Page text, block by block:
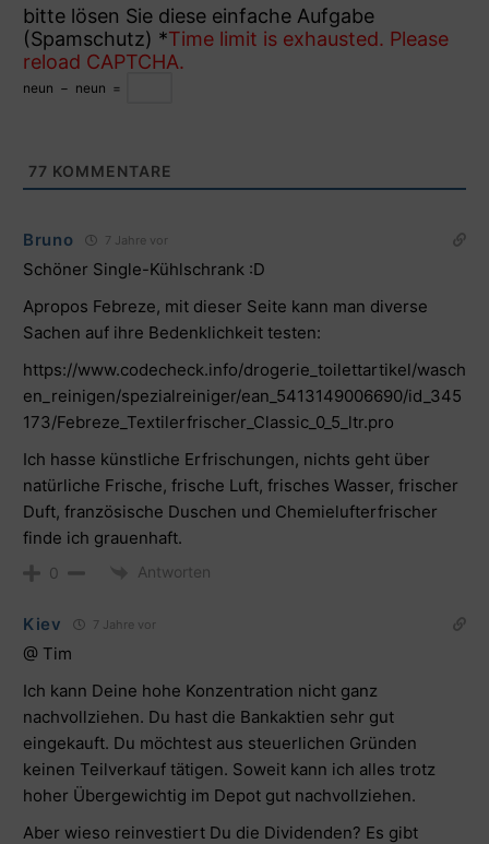
bitte lösen Sie diese einfache Aufgabe
(Spamschutz) *Time limit is exhausted. Please
reload CAPTCHA.
neun − neun =
77 KOMMENTARE
Bruno 7 Jahre vor
Schöner Single-Kühlschrank :D
Apropos Febreze, mit dieser Seite kann man diverse
Sachen auf ihre Bedenklichkeit testen:
https://www.codecheck.info/drogerie_toilettartikel/wasch
en_reinigen/spezialreiniger/ean_5413149006690/id_345
173/Febreze_Textilerfrischer_Classic_0_5_ltr.pro
Ich hasse künstliche Erfrischungen, nichts geht über
natürliche Frische, frische Luft, frisches Wasser, frischer
Duft, französische Duschen und Chemielufterfrischer
finde ich grauenhaft.
0 Antworten
Kiev 7 Jahre vor
@ Tim
Ich kann Deine hohe Konzentration nicht ganz
nachvollziehen. Du hast die Bankaktien sehr gut
eingekauft. Du möchtest aus steuerlichen Gründen
keinen Teilverkauf tätigen. Soweit kann ich alles trotz
hoher Übergewichtig im Depot gut nachvollziehen.
Aber wieso reinvestiert Du die Dividenden? Es gibt